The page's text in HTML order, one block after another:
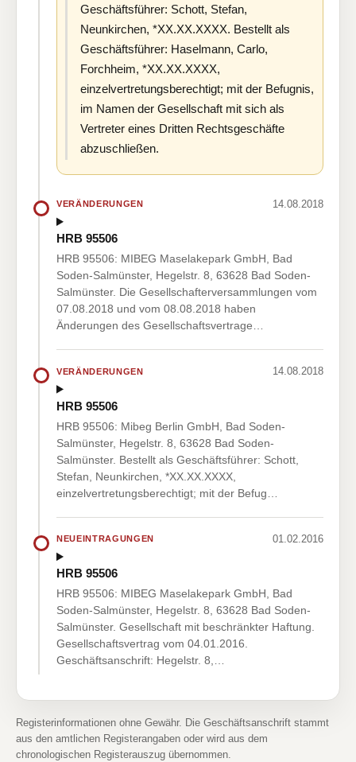
Geschäftsführer: Schott, Stefan,
Neunkirchen, *XX.XX.XXXX. Bestellt als
Geschäftsführer: Haselmann, Carlo,
Forchheim, *XX.XX.XXXX,
einzelvertretungsberechtigt; mit der Befugnis,
im Namen der Gesellschaft mit sich als
Vertreter eines Dritten Rechtsgeschäfte
abzuschließen.
VERÄNDERUNGEN 14.08.2018
HRB 95506
HRB 95506: MIBEG Maselakepark GmbH, Bad
Soden-Salmünster, Hegelstr. 8, 63628 Bad Soden-
Salmünster. Die Gesellschafterversammlungen vom
07.08.2018 und vom 08.08.2018 haben
Änderungen des Gesellschaftsvertrage…
VERÄNDERUNGEN 14.08.2018
HRB 95506
HRB 95506: Mibeg Berlin GmbH, Bad Soden-
Salmünster, Hegelstr. 8, 63628 Bad Soden-
Salmünster. Bestellt als Geschäftsführer: Schott,
Stefan, Neunkirchen, *XX.XX.XXXX,
einzelvertretungsberechtigt; mit der Befug…
NEUEINTRAGUNGEN 01.02.2016
HRB 95506
HRB 95506: MIBEG Maselakepark GmbH, Bad
Soden-Salmünster, Hegelstr. 8, 63628 Bad Soden-
Salmünster. Gesellschaft mit beschränkter Haftung.
Gesellschaftsvertrag vom 04.01.2016.
Geschäftsanschrift: Hegelstr. 8,…
Registerinformationen ohne Gewähr. Die Geschäftsanschrift stammt
aus den amtlichen Registerangaben oder wird aus dem
chronologischen Registerauszug übernommen.